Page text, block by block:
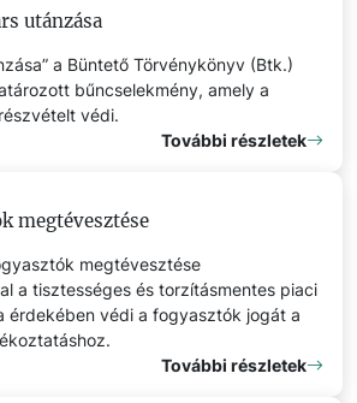
utánzása
a Büntető Törvénykönyv (Btk.)
bűncselekmény, amely a
védi.
További részletek
megtévesztése
megtévesztése
a tisztességes és torzításmentes piaci
érdekében védi a fogyasztók jogát a
További részletek